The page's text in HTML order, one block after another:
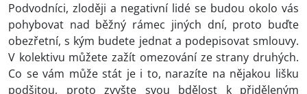
Podvodníci, zloději a negativní lidé se budou okolo vás
pohybovat nad běžný rámec jiných dní, proto buďte
obezřetní, s kým budete jednat a podepisovat smlouvy.
V kolektivu můžete zažít omezování ze strany druhých.
Co se vám může stát je i to, narazíte na nějakou lišku
podšitou, proto zvyšte svou bdělost k přiděleným